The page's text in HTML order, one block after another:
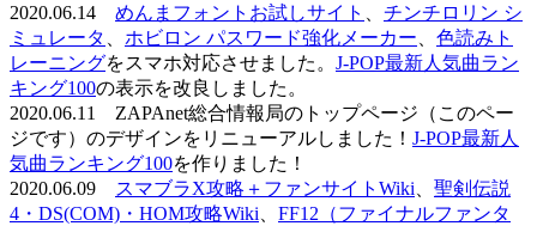
2020.06.14 めんまフォントお試しサイト
チンチロリン シ
ミュレータ
ホビロン パスワード強化メーカー
色読みト
レーニングをスマホ対応させました。 J-POP最新人気曲ラン
キング100の表示を改良しました。
2020.06.11 ZAPAnet総合情報局のトップページ（このペー
ジです）のデザインをリニューアルしました！ J-POP最新人
気曲ランキング100を作りました！
2020.06.09
スマブラX攻略＋ファンサイトWiki
聖剣伝説
4・DS(COM)・HOM攻略Wiki
FF12（ファイナルファンタ